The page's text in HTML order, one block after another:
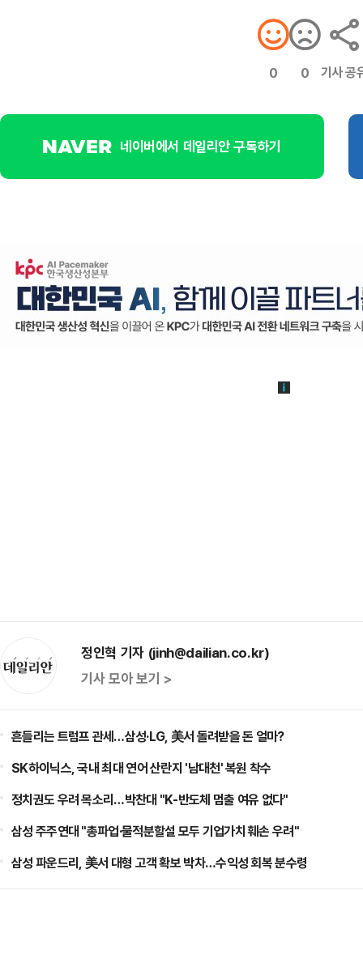
0 0 기사 공
네이버에서 데일리안 구독하기
정인혁 기자 (jinh@dailian.co.kr)
기사 모아 보기 >
흔들리는 트럼프 관세…삼성·LG, 美서 돌려받을 돈 얼마?
SK하이닉스, 국내 최대 연어 산란지 '남대천' 복원 착수
정치권도 우려 목소리…박찬대 "K-반도체 멈출 여유 없다"
삼성 주주연대 "총파업·물적분할설 모두 기업가치 훼손 우려"
삼성 파운드리, 美서 대형 고객 확보 박차…수익성 회복 분수령